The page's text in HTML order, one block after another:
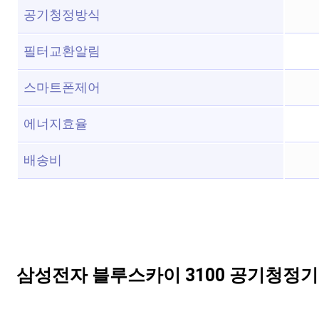
공기청정방식
필터교환알림
스마트폰제어
에너지효율
배송비
삼성전자 블루스카이 3100 공기청정